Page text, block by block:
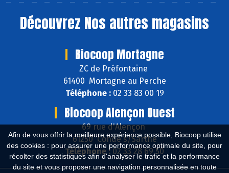
Afin de vous offrir la meilleure expérience possible, Biocoop utilise
des cookies : pour assurer une performance optimale du site, pour
récolter des statistiques afin d'analyser le trafic et la performance
du site et vous proposer une navigation personnalisée en toute
Découvrez Nos autres magasins
Biocoop Mortagne
ZC de Préfontaine
61400 Mortagne au Perche
Téléphone :02 33 83 00 19
Biocoop Alençon Ouest
69 rue d'Alençon
61250 Condé s/Sarthe
Téléphone :02 33 28 69 50